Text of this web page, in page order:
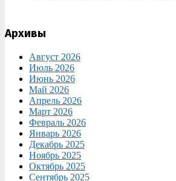
Архивы
Август 2026
Июль 2026
Июнь 2026
Май 2026
Апрель 2026
Март 2026
Февраль 2026
Январь 2026
Декабрь 2025
Ноябрь 2025
Октябрь 2025
Сентябрь 2025